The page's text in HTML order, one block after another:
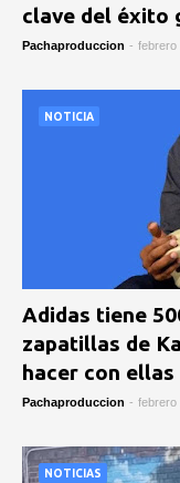
clave del éxito
Pachaproduccion - febrero
NOTICIA
Adidas tiene
zapatillas de
hacer con ellas
Pachaproduccion - febrero
NOTICIAS